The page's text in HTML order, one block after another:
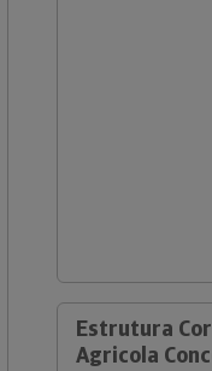
Estrutura
Agricola